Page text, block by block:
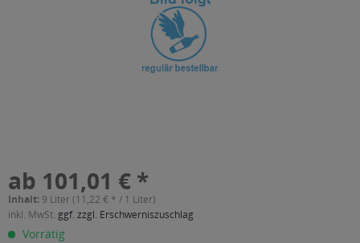
ab 101,01 € *
Inhalt: 9 Liter (11,22 € * / 1 Liter)
inkl. MwSt. ggf. zzgl. Erschwerniszuschlag
Vorrätig